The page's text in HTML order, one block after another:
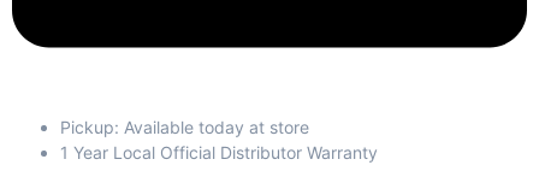
Pickup: Available today at store
1 Year Local Official Distributor Warranty